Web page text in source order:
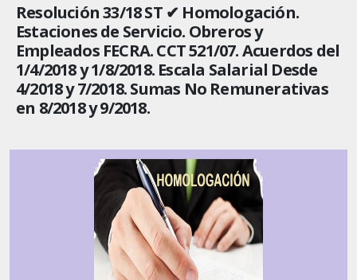
Resolución 33/18 ST ✔ Homologación.
Estaciones de Servicio. Obreros y
Empleados FECRA. CCT 521/07. Acuerdos del
1/4/2018 y 1/8/2018. Escala Salarial Desde
4/2018 y 7/2018. Sumas No Remunerativas
en 8/2018 y 9/2018.